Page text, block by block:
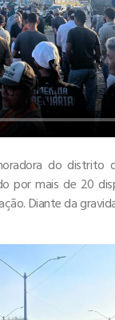
do distrito
por mais de 20
Diante da